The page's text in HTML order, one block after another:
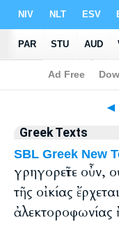
◄
Greek Texts
SBL Greek New
γρηγορεῖτε οὖν,
τῆς οἰκίας